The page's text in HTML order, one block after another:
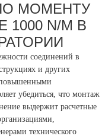
МОМЕНТУ
N/M В
соединений в
и других
повышенными
убедиться, что монтаж
выдержит расчетные
технического